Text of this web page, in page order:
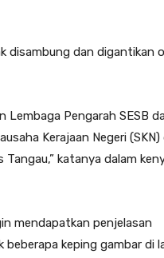
disambung dan digantikan
Lembaga Pengarah SESB
Kerajaan Negeri (SKN)
Tangau,” katanya dalam
mendapatkan penjelasan
beberapa keping gambar di